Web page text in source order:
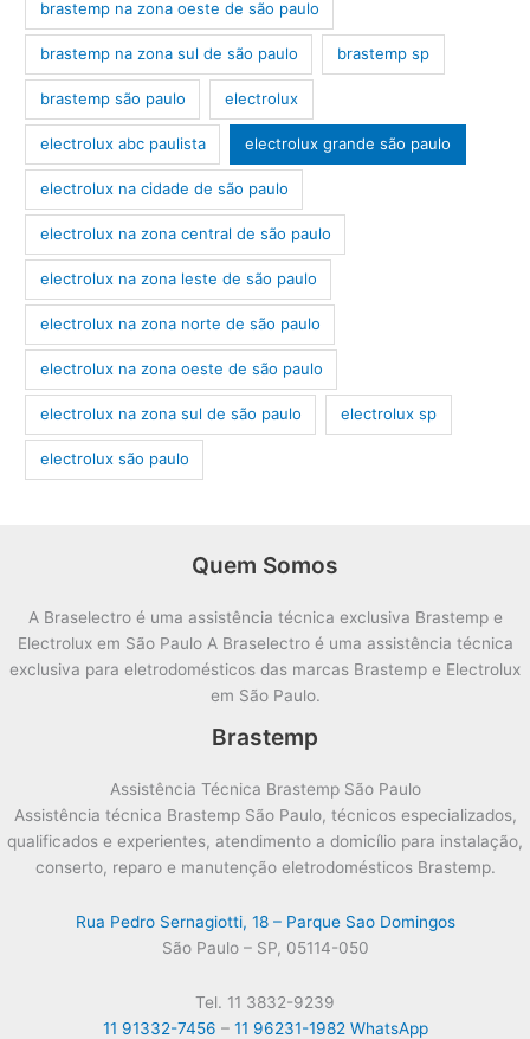
brastemp na zona oeste de são paulo
brastemp na zona sul de são paulo brastemp sp
brastemp são paulo electrolux
electrolux abc paulista electrolux grande são paulo
electrolux na cidade de são paulo
electrolux na zona central de são paulo
electrolux na zona leste de são paulo
electrolux na zona norte de são paulo
electrolux na zona oeste de são paulo
electrolux na zona sul de são paulo electrolux sp
electrolux são paulo
Quem Somos
A Braselectro é uma assistência técnica exclusiva Brastemp e
Electrolux em São Paulo A Braselectro é uma assistência técnica
exclusiva para eletrodomésticos das marcas Brastemp e Electrolux
em São Paulo.
Brastemp
Assistência Técnica Brastemp São Paulo
Assistência técnica Brastemp São Paulo, técnicos especializados,
qualificados e experientes, atendimento a domicílio para instalação,
conserto, reparo e manutenção eletrodomésticos Brastemp.
Rua Pedro Sernagiotti, 18 – Parque Sao Domingos
São Paulo – SP, 05114-050
Tel. 11 3832-9239
11 91332-7456 – 11 96231-1982 WhatsApp